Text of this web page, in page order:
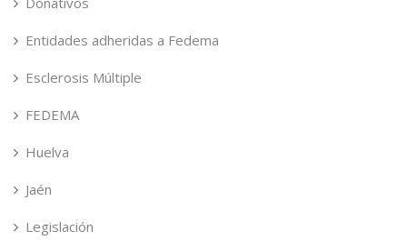
Entidades adheridas a Fedema
Esclerosis Múltiple
FEDEMA
Huelva
Jaén
Legislación